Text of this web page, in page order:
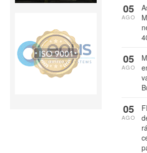
05
AGO
05
AGO
05
AGO